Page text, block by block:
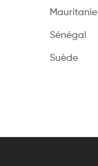
Mauritanie
Sénégal
Suède